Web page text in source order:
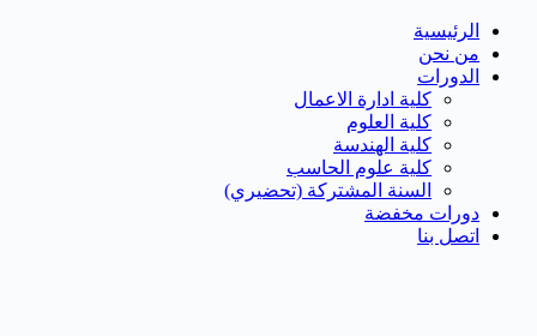
الرئيسية
من نحن
الدورات
كلية ادارة الاعمال
كلية العلوم
كلية الهندسة
كلية علوم الحاسب
السنة المشتركة (تحضيري)
دورات مخفضة
اتصل بنا